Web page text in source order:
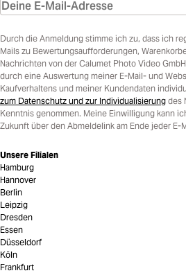
Durch die Anmeldung stimme ich zu, dass ich
Mails zu Bewertungsaufforderungen,
Nachrichten von der Calumet Photo Video
durch eine Auswertung meiner E-Mail- und
Kaufverhaltens und meiner Kundendaten
zum Datenschutz und zur Individualisierung des
Kenntnis genommen. Meine Einwilligung kann
Zukunft über den Abmeldelink am Ende jeder E-
Unsere Filialen
Hamburg
Hannover
Berlin
Leipzig
Dresden
Essen
Düsseldorf
Köln
Frankfurt